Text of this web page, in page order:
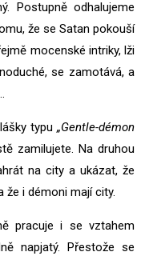
Postupně odhalujeme
že se Satan pokouší
mocenské intriky, lži
se zamotává, a
typu „Gentle-démon
zamilujete. Na druhou
na city a ukázat, že
i démoni mají city.
pracuje i se vztahem
napjatý. Přestože se